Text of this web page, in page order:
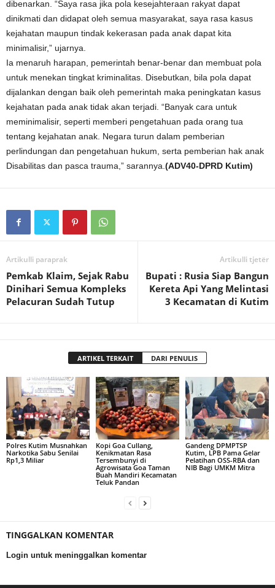
dibenarkan. “Saya rasa jika pola kesejahteraan rakyat dapat
dinikmati dan didapat oleh semua masyarakat, saya rasa kasus
kejahatan maupun tindak kekerasan pada anak dapat kita
minimalisir,” ujarnya.
Ia menaruh harapan, pemerintah benar-benar dan membuat pola
untuk menekan tingkat kriminalitas. Disebutkan, bila pola dapat
dijalankan dengan baik oleh pemerintah maka peningkatan kasus
kejahatan pada anak tidak akan terjadi. “Banyak cara untuk
meminimalisir, seperti memberi pengetahuan pada orang tua
tentang kejahatan anak. Negara turun dalam pemberian
perlindungan dan pengetahuan hukum, serta pemberian hak anak
Disabilitas dan pasca trauma,” sarannya. (ADV40-DPRD Kutim)
Artikulli paraprak
Pemkab Klaim, Sejak Rabu
Dinihari Semua Kompleks
Pelacuran Sudah Tutup
Artikulli tjetër
Bupati : Rusia Siap Bangun
Kereta Api Yang Melintasi
3 Kecamatan di Kutim
ARTIKEL TERKAIT DARI PENULIS
Polres Kutim Musnahkan
Narkotika Sabu Senilai
Rp1,3 Miliar
Kopi Goa Cullang,
Kenikmatan Rasa
Tersembunyi di
Agrowisata Goa Taman
Buah Mandiri Kecamatan
Teluk Pandan
Gandeng DPMPTSP
Kutim, LPB Pama Gelar
Pelatihan OSS-RBA dan
NIB Bagi UMKM Mitra
TINGGALKAN KOMENTAR
Login untuk meninggalkan komentar